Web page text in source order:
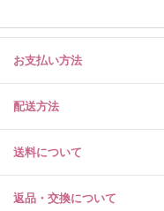
お支払い方法
配送方法
送料について
返品・交換について